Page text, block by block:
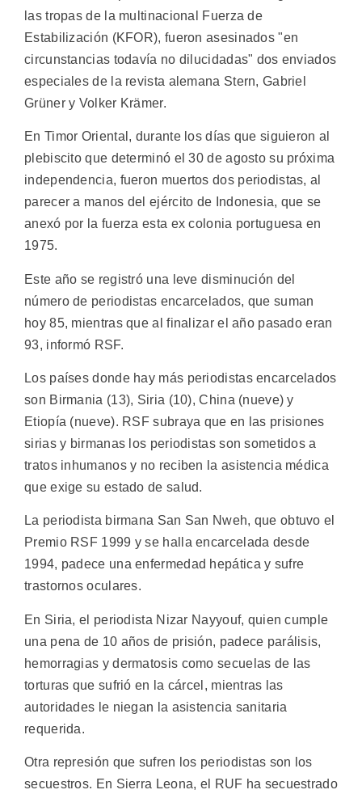
las tropas de la multinacional Fuerza de
Estabilización (KFOR), fueron asesinados "en
circunstancias todavía no dilucidadas" dos enviados
especiales de la revista alemana Stern, Gabriel
Grüner y Volker Krämer.
En Timor Oriental, durante los días que siguieron al
plebiscito que determinó el 30 de agosto su próxima
independencia, fueron muertos dos periodistas, al
parecer a manos del ejército de Indonesia, que se
anexó por la fuerza esta ex colonia portuguesa en
1975.
Este año se registró una leve disminución del
número de periodistas encarcelados, que suman
hoy 85, mientras que al finalizar el año pasado eran
93, informó RSF.
Los países donde hay más periodistas encarcelados
son Birmania (13), Siria (10), China (nueve) y
Etiopía (nueve). RSF subraya que en las prisiones
sirias y birmanas los periodistas son sometidos a
tratos inhumanos y no reciben la asistencia médica
que exige su estado de salud.
La periodista birmana San San Nweh, que obtuvo el
Premio RSF 1999 y se halla encarcelada desde
1994, padece una enfermedad hepática y sufre
trastornos oculares.
En Siria, el periodista Nizar Nayyouf, quien cumple
una pena de 10 años de prisión, padece parálisis,
hemorragias y dermatosis como secuelas de las
torturas que sufrió en la cárcel, mientras las
autoridades le niegan la asistencia sanitaria
requerida.
Otra represión que sufren los periodistas son los
secuestros. En Sierra Leona, el RUF ha secuestrado